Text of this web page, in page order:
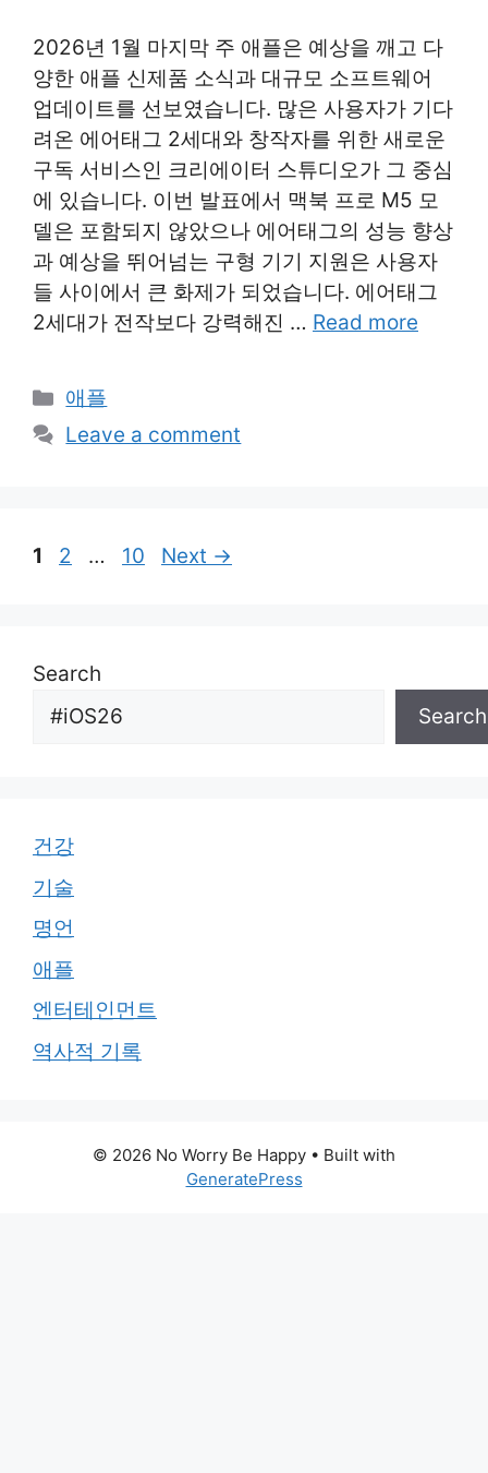
2026년 1월 마지막 주 애플은 예상을 깨고 다
양한 애플 신제품 소식과 대규모 소프트웨어
업데이트를 선보였습니다. 많은 사용자가 기다
려온 에어태그 2세대와 창작자를 위한 새로운
구독 서비스인 크리에이터 스튜디오가 그 중심
에 있습니다. 이번 발표에서 맥북 프로 M5 모
델은 포함되지 않았으나 에어태그의 성능 향상
과 예상을 뛰어넘는 구형 기기 지원은 사용자
들 사이에서 큰 화제가 되었습니다. 에어태그
2세대가 전작보다 강력해진 … Read more
Categories
애플
Leave a comment
Page
1 Page
2 … Page
10 Next →
Search
Search
건강
기술
명언
애플
엔터테인먼트
역사적 기록
© 2026 No Worry Be Happy • Built with
GeneratePress